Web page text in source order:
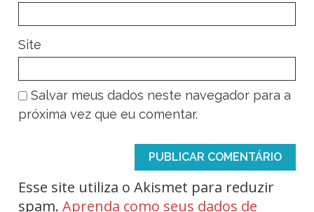
Site
Salvar meus dados neste navegador para a
próxima vez que eu comentar.
Esse site utiliza o Akismet para reduzir
spam. Aprenda como seus dados de